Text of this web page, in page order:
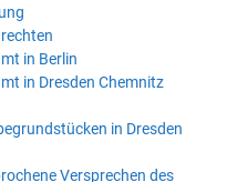
in Berlin
in Dresden Chemnitz
in Dresden
Versprechen des